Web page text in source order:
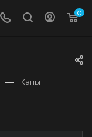
0
— Капы